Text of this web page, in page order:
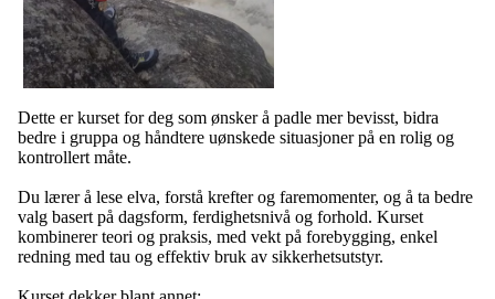
Dette er kurset for deg som ønsker å padle mer bevisst, bidra
bedre i gruppa og håndtere uønskede situasjoner på en rolig og
kontrollert måte.
Du lærer å lese elva, forstå krefter og faremomenter, og å ta bedre
valg basert på dagsform, ferdighetsnivå og forhold. Kurset
kombinerer teori og praksis, med vekt på forebygging, enkel
redning med tau og effektiv bruk av sikkerhetsutstyr.